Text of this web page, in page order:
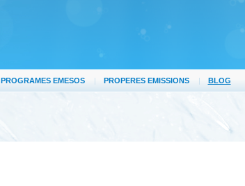
PROGRAMES EMESOS | PROPERES EMISSIONS | BLOG